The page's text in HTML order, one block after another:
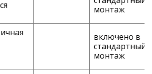
монтаж
включено в
стандартный
монтаж